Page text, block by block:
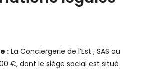
:La Conciergerie de l’Est , SAS au
€, dont le siège social est situé